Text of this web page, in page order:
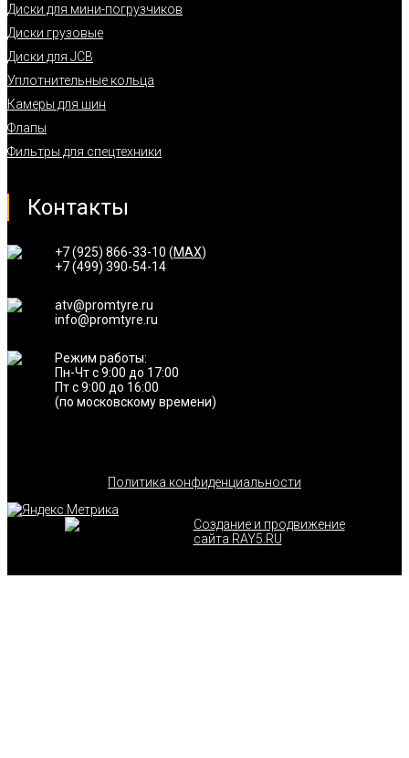
Диски для мини-погрузчиков
Диски грузовые
Диски для JCB
Уплотнительные кольца
Камеры для шин
Флапы
Фильтры для спецтехники
Контакты
+7 (925) 866-33-10 (MAX)
+7 (499) 390-54-14
atv@promtyre.ru
info@promtyre.ru
Режим работы:
Пн-Чт с 9:00 до 17:00
Пт с 9:00 до 16:00
(по московскому времени)
Политика конфиденциальности
Создание и продвижение
сайта RAY5.RU